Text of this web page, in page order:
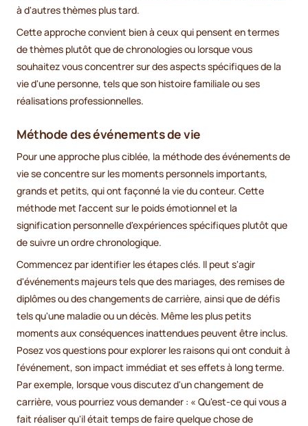
à d'autres thèmes plus tard.
Cette approche convient bien à ceux qui pensent en termes
de thèmes plutôt que de chronologies ou lorsque vous
souhaitez vous concentrer sur des aspects spécifiques de la
vie d'une personne, tels que son histoire familiale ou ses
réalisations professionnelles.
Méthode des événements de vie
Pour une approche plus ciblée, la méthode des événements de
vie se concentre sur les moments personnels importants,
grands et petits, qui ont façonné la vie du conteur. Cette
méthode met l'accent sur le poids émotionnel et la
signification personnelle d'expériences spécifiques plutôt que
de suivre un ordre chronologique.
Commencez par identifier les étapes clés. Il peut s'agir
d'événements majeurs tels que des mariages, des remises de
diplômes ou des changements de carrière, ainsi que de défis
tels qu'une maladie ou un décès. Même les plus petits
moments aux conséquences inattendues peuvent être inclus.
Posez vos questions pour explorer les raisons qui ont conduit à
l'événement, son impact immédiat et ses effets à long terme.
Par exemple, lorsque vous discutez d'un changement de
carrière, vous pourriez vous demander : « Qu'est-ce qui vous a
fait réaliser qu'il était temps de faire quelque chose de